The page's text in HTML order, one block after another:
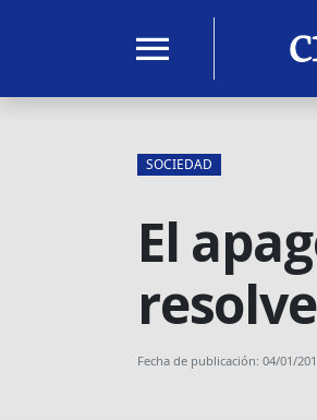
menu
SOCIEDAD
El
Fecha de publicación: 04/01/